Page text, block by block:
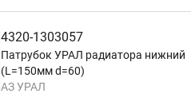
4320-1303057
Патрубок УРАЛ радиатора нижний
(L=150мм d=60)
АЗ УРАЛ